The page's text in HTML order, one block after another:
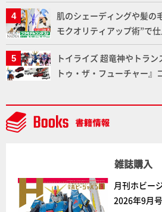
ー塗料の未来についてイン
肌のシェーディングや髪の
モクオリティアップ術”で
騎士ソフィエラ」が完成！
デルコンテスト」～8月17
中】
トイライズ 超竜神やトラ
トゥ・ザ・フューチャー』
NEWITEM】
雑誌購入
月刊ホビー
2026年9月号